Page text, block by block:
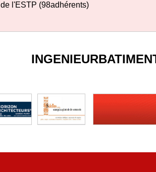
de l'ESTP (98adhérents)